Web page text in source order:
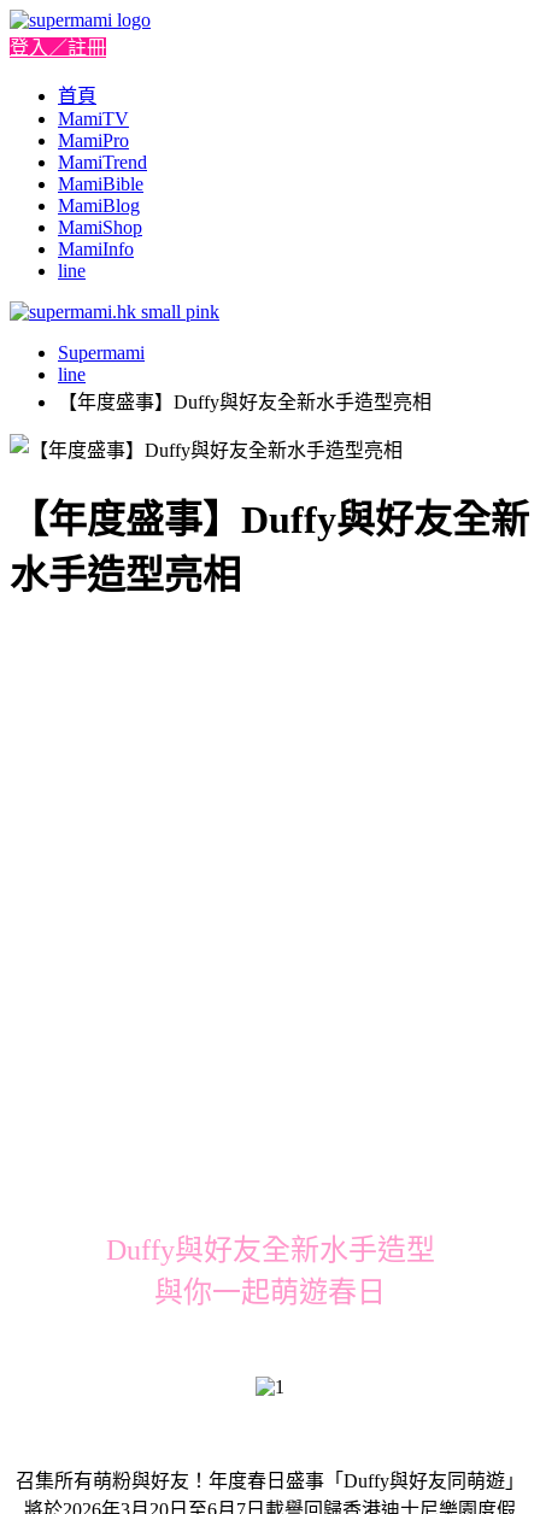
登入／註冊
首頁
MamiTV
MamiPro
MamiTrend
MamiBible
MamiBlog
MamiShop
MamiInfo
line
Supermami
line
【年度盛事】Duffy與好友全新水手造型亮相
【年度盛事】Duffy與好友全新
水手造型亮相
Duffy與好友全新水手造型
與你一起萌遊春日
召集所有萌粉與好友！年度春日盛事「Duffy與好友同萌遊」
將於2026年3月20日至6月7日載譽回歸香港迪士尼樂園度假